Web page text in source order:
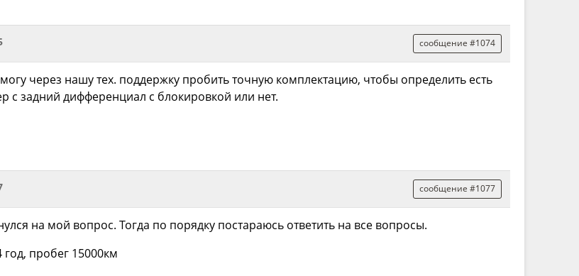
сообщение #1074
могу через нашу тех. поддержку пробить точную комплектацию, чтобы определить есть
с задний дифференциал с блокировкой или нет.
сообщение #1077
на мой вопрос. Тогда по порядку постараюсь ответить на все вопросы.
пробег 15000км